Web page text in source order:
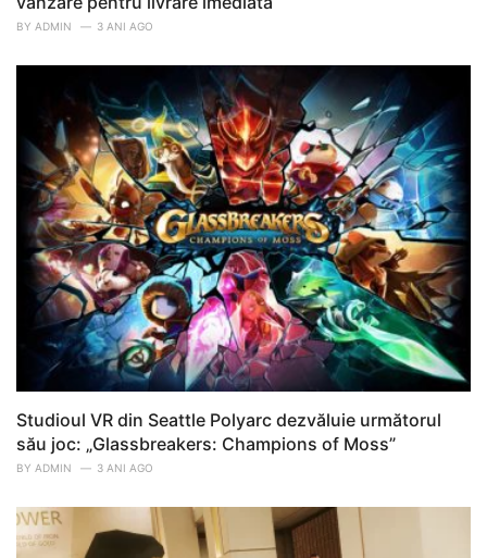
BY ADMIN 3 ANI AGO
Studioul VR din Seattle Polyarc dezvăluie următorul
său joc: „Glassbreakers: Champions of Moss”
BY ADMIN 3 ANI AGO